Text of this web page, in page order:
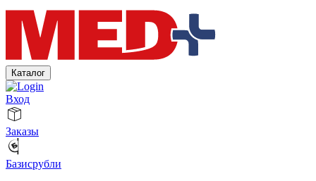
Каталог
Вход
Заказы
Базисрубли